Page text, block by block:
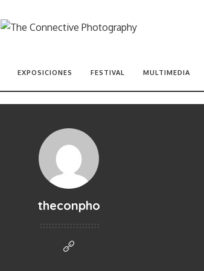
EXPOSICIONES FESTIVAL MULTIMEDIA
theconpho